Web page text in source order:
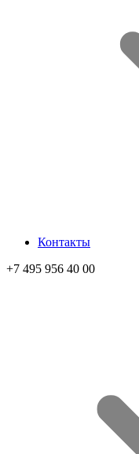
Контакты
+7 495 956 40 00